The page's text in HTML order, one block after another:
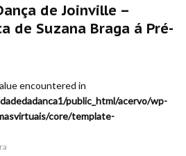
de Joinville –
de Suzana Braga á Pré-
encountered in
public_html/acervo/wp-
core/template-